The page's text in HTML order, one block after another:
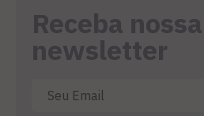
Receba nossa
newsletter